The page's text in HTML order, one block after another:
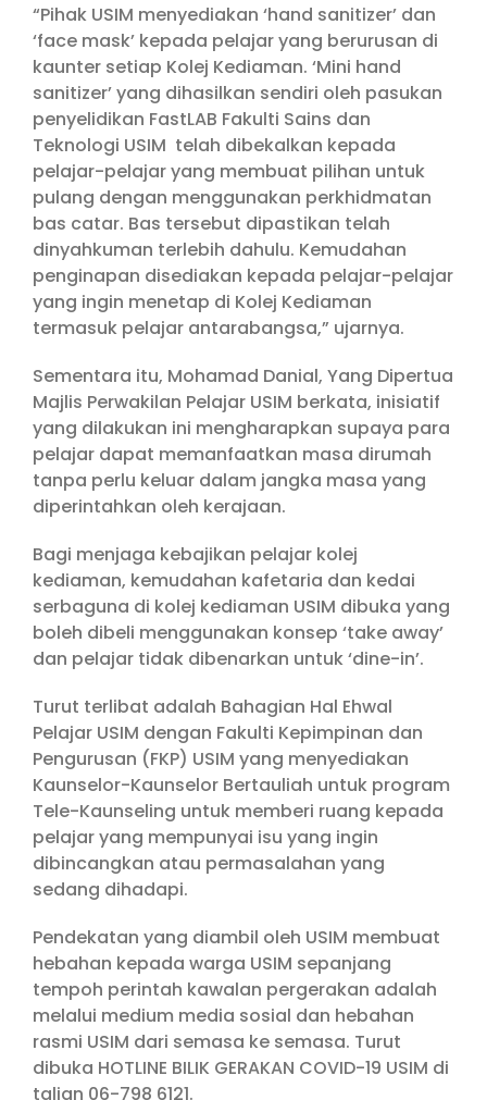
“Pihak USIM menyediakan ‘hand sanitizer’ dan
‘face mask’ kepada pelajar yang berurusan di
kaunter setiap Kolej Kediaman. ‘Mini hand
sanitizer’ yang dihasilkan sendiri oleh pasukan
penyelidikan FastLAB Fakulti Sains dan
Teknologi USIM telah dibekalkan kepada
pelajar-pelajar yang membuat pilihan untuk
pulang dengan menggunakan perkhidmatan
bas catar. Bas tersebut dipastikan telah
dinyahkuman terlebih dahulu. Kemudahan
penginapan disediakan kepada pelajar-pelajar
yang ingin menetap di Kolej Kediaman
termasuk pelajar antarabangsa,” ujarnya.
Sementara itu, Mohamad Danial, Yang Dipertua
Majlis Perwakilan Pelajar USIM berkata, inisiatif
yang dilakukan ini mengharapkan supaya para
pelajar dapat memanfaatkan masa dirumah
tanpa perlu keluar dalam jangka masa yang
diperintahkan oleh kerajaan.
Bagi menjaga kebajikan pelajar kolej
kediaman, kemudahan kafetaria dan kedai
serbaguna di kolej kediaman USIM dibuka yang
boleh dibeli menggunakan konsep ‘take away’
dan pelajar tidak dibenarkan untuk ‘dine-in’.
Turut terlibat adalah Bahagian Hal Ehwal
Pelajar USIM dengan Fakulti Kepimpinan dan
Pengurusan (FKP) USIM yang menyediakan
Kaunselor-Kaunselor Bertauliah untuk program
Tele-Kaunseling untuk memberi ruang kepada
pelajar yang mempunyai isu yang ingin
dibincangkan atau permasalahan yang
sedang dihadapi.
Pendekatan yang diambil oleh USIM membuat
hebahan kepada warga USIM sepanjang
tempoh perintah kawalan pergerakan adalah
melalui medium media sosial dan hebahan
rasmi USIM dari semasa ke semasa. Turut
dibuka HOTLINE BILIK GERAKAN COVID-19 USIM di
talian 06-798 6121.